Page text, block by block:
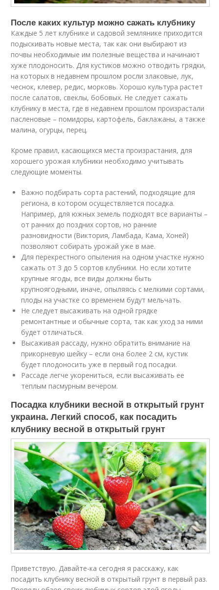
После каких культур можно сажать клубнику
Каждые 5 лет клубнике и садовой землянике приходится
подыскивать новые места, так как они выбирают из
почвы необходимые им полезные вещества и начинают
хуже плодоносить. Для кустиков можно отводить грядки,
на которых в недавнем прошлом росли злаковые, лук,
чеснок, клевер, редис, морковь. Хорошо культура растет
после салатов, свеклы, бобовых. Не следует сажать
клубнику в места, где в недавнем прошлом произрастали
пасленовые – помидоры, картофель, баклажаны, а также
малина, огурцы, перец.
Кроме правил, касающихся места произрастания, для
хорошего урожая клубники необходимо учитывать
следующие моменты.
Важно подбирать сорта растений, подходящие для
региона, в котором осуществляется посадка.
Например, для южных земель подходят все варианты –
от ранних до поздних сортов, но ранние
разновидности (Виктория, Ламбада, Кама, Хоней)
позволяют собирать урожай уже в мае.
Для перекрестного опыления на одном участке нужно
сажать от 3 до 5 сортов клубники. Но если хотите
крупные ягоды, все виды должны быть
крупноягодными, иначе, опыляясь с мелкими сортами,
плоды на участке со временем будут мельчать.
Не следует высаживать на одной грядке
ремонтантные и обычные сорта, так как уход за ними
будет отличаться.
Высаживая рассаду, нужно обратить внимание на
прикорневую шейку – если она более 2 см, кустик
будет плодоносить уже в первый год посадки.
Рассаде легче укорениться, если высаживать ее
теплым пасмурным вечером.
Посадка клубники весной в открытый грунт
украина. Легкий способ, как посадить
клубнику весной в открытый грунт
Приветствую. Давайте-ка сегодня я расскажу, как
посадить клубнику весной в открытый грунт в первый раз.